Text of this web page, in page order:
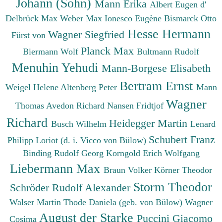
Johann (Sohn) Mann Erika Albert Eugen d'
Delbrück Max Weber Max Ionesco Eugène Bismarck Otto
Fürst von Wagner Siegfried Hesse Hermann
Biermann Wolf Planck Max Bultmann Rudolf
Menuhin Yehudi Mann-Borgese Elisabeth
Weigel Helene Altenberg Peter Bertram Ernst Mann
Thomas Avedon Richard Nansen Fridtjof Wagner
Richard Busch Wilhelm Heidegger Martin Lenard
Philipp Loriot (d. i. Vicco von Bülow) Schubert Franz
Binding Rudolf Georg Korngold Erich Wolfgang
Liebermann Max Braun Volker Körner Theodor
Schröder Rudolf Alexander Storm Theodor
Walser Martin Thode Daniela (geb. von Bülow) Wagner
Cosima August der Starke Puccini Giacomo